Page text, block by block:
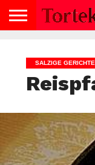
SALZIGE GERICHTE